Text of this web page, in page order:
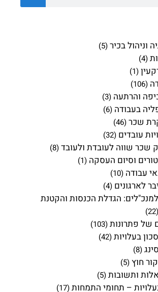
וניהול בכיר(5)
(4)
(1)
(106)
והרתעה (3)
בעבודה (6)
שכר(46)
עובדים (32)
שכר שווה לעובדת ולעובד(8)
וסיום העסקה (1)
עבודה (10)
לארגונים (4)
הגדלת הכנסות והקטנת
(22)
של פתרונות(103)
בעלויות(42)
(8)
חוץ(5)
ותשובות(5)
– תחומי התמחות(17)